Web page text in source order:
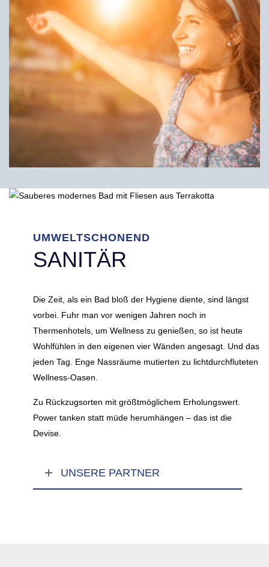
UMWELTSCHONEND
SANITÄR
Die Zeit, als ein Bad bloß der Hygiene diente, sind längst
vorbei. Fuhr man vor wenigen Jahren noch in
Thermenhotels, um Wellness zu genießen, so ist heute
Wohlfühlen in den eigenen vier Wänden angesagt. Und das
jeden Tag. Enge Nassräume mutierten zu lichtdurchfluteten
Wellness-Oasen.
Zu Rückzugsorten mit größtmöglichem Erholungswert.
Power tanken statt müde herumhängen – das ist die
Devise.
UNSERE PARTNER